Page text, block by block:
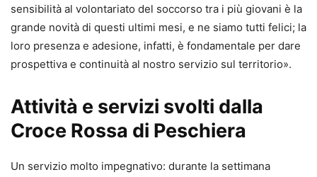
sensibilità al volontariato del soccorso tra i più giovani è la
grande novità di questi ultimi mesi, e ne siamo tutti felici; la
loro presenza e adesione, infatti, è fondamentale per dare
prospettiva e continuità al nostro servizio sul territorio».
Attività e servizi svolti dalla
Croce Rossa di Peschiera
Un servizio molto impegnativo: durante la settimana